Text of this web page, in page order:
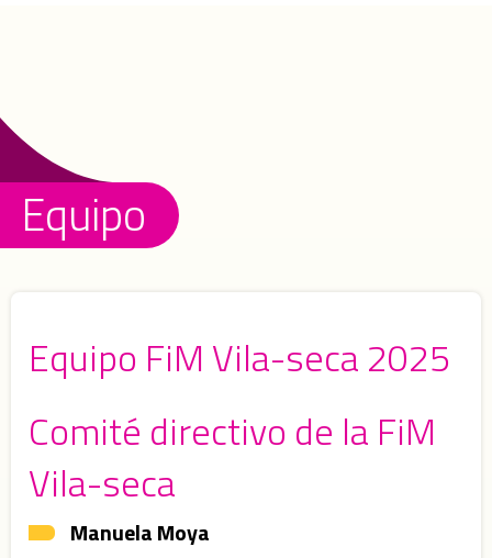
Equipo
Equipo FiM Vila-seca 2025
Comité directivo de la FiM
Vila-seca
Manuela Moya